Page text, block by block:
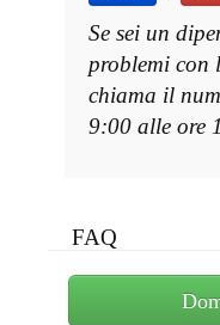
Se sei un
problemi con
chiama il
9:00 alle ore
FAQ